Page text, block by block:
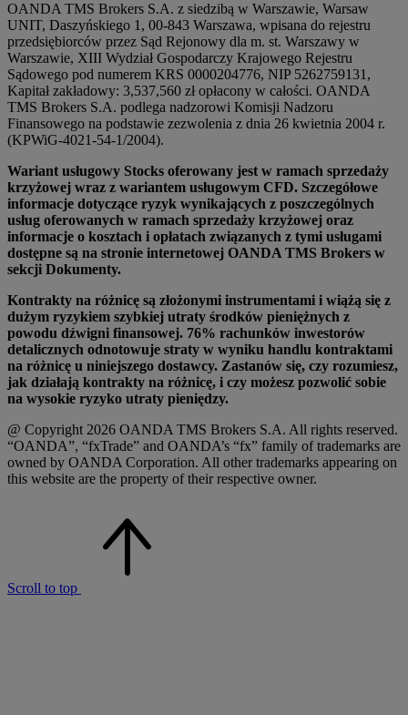
OANDA TMS Brokers S.A. z siedzibą w Warszawie, Warsaw
UNIT, Daszyńskiego 1, 00-843 Warszawa, wpisana do rejestru
przedsiębiorców przez Sąd Rejonowy dla m. st. Warszawy w
Warszawie, XIII Wydział Gospodarczy Krajowego Rejestru
Sądowego pod numerem KRS 0000204776, NIP 5262759131,
Kapitał zakładowy: 3,537,560 zł opłacony w całości. OANDA
TMS Brokers S.A. podlega nadzorowi Komisji Nadzoru
Finansowego na podstawie zezwolenia z dnia 26 kwietnia 2004 r.
(KPWiG-4021-54-1/2004).
Wariant usługowy Stocks oferowany jest w ramach sprzedaży
krzyżowej wraz z wariantem usługowym CFD. Szczegółowe
informacje dotyczące ryzyk wynikających z poszczególnych
usług oferowanych w ramach sprzedaży krzyżowej oraz
informacje o kosztach i opłatach związanych z tymi usługami
dostępne są na stronie internetowej OANDA TMS Brokers w
sekcji Dokumenty.
Kontrakty na różnicę są złożonymi instrumentami i wiążą się z
dużym ryzykiem szybkiej utraty środków pieniężnych z
powodu dźwigni finansowej. 76% rachunków inwestorów
detalicznych odnotowuje straty w wyniku handlu kontraktami
na różnicę u niniejszego dostawcy. Zastanów się, czy rozumiesz,
jak działają kontrakty na różnicę, i czy możesz pozwolić sobie
na wysokie ryzyko utraty pieniędzy.
@ Copyright 2026 OANDA TMS Brokers S.A. All rights reserved.
“OANDA”, “fxTrade” and OANDA’s “fx” family of trademarks are
owned by OANDA Corporation. All other trademarks appearing on
this website are the property of their respective owner.
Scroll to top